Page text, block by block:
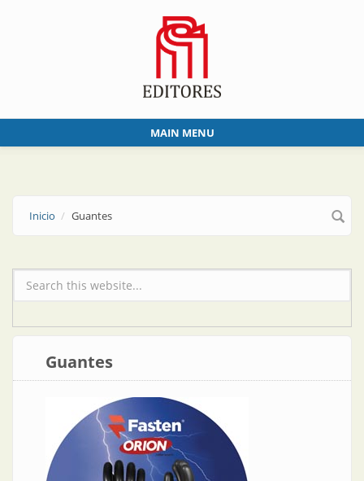
MAIN MENU
Inicio Guantes
Formulario de búsqueda
Guantes